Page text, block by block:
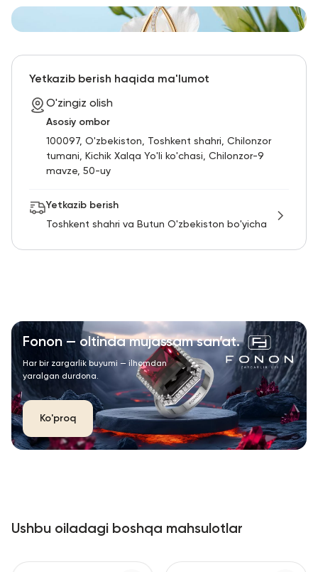
Yetkazib berish haqida ma'lumot
O'zingiz olish
Asosiy ombor
100097, O'zbekiston, Toshkent shahri, Chilonzor
tumani, Kichik Xalqa Yo'li ko'chasi, Chilonzor-9
mavze, 50-uy
Yetkazib berish
Toshkent shahri va Butun O'zbekiston bo'yicha
Fonon — oltinda mujassam san’at.
Har bir zargarlik buyumi — ilhomdan
yaralgan durdona.
Ko'proq
Ushbu oiladagi boshqa mahsulotlar